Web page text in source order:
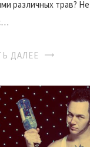
различных трав?
ДАЛЕЕ